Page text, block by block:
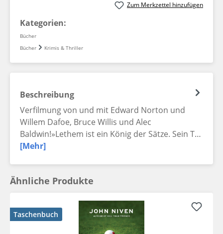
Zum Merkzettel hinzufügen
Kategorien:
Bücher
Bücher
Krimis & Thriller
Beschreibung
Verfilmung von und mit Edward Norton und
Willem Dafoe, Bruce Willis und Alec
Baldwin!»Lethem ist ein König der Sätze. Sein T…
[Mehr]
Ähnliche Produkte
Taschenbuch